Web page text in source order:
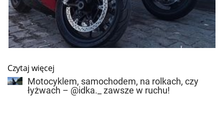
Czytaj więcej
Motocyklem, samochodem, na rolkach, czy
łyżwach – @idka._ zawsze w ruchu!